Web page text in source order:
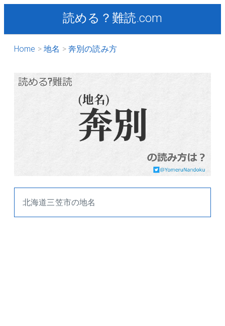
読める？難読.com
Home 地名 奔別の読み方
北海道三笠市の地名